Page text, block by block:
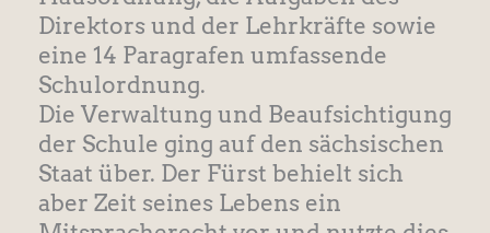
Direktors und der Lehrkräfte sowie
eine 14 Paragrafen umfassende
Schulordnung.
Die Verwaltung und Beaufsichtigung
der Schule ging auf den sächsischen
Staat über. Der Fürst behielt sich
aber Zeit seines Lebens ein